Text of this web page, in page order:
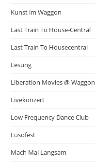
Kunst im Waggon
Last Train To House-Central
Last Train To Housecentral
Lesung
Liberation Movies @ Waggon
Livekonzert
Low Frequency Dance Club
Lusofest
Mach Mal Langsam